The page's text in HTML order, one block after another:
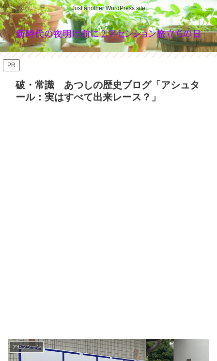
Just another WordPress site
PR
破・常識 あつしの歴史ブログ「アシュタ
ール：実はすべて出来レース？」
アセンション